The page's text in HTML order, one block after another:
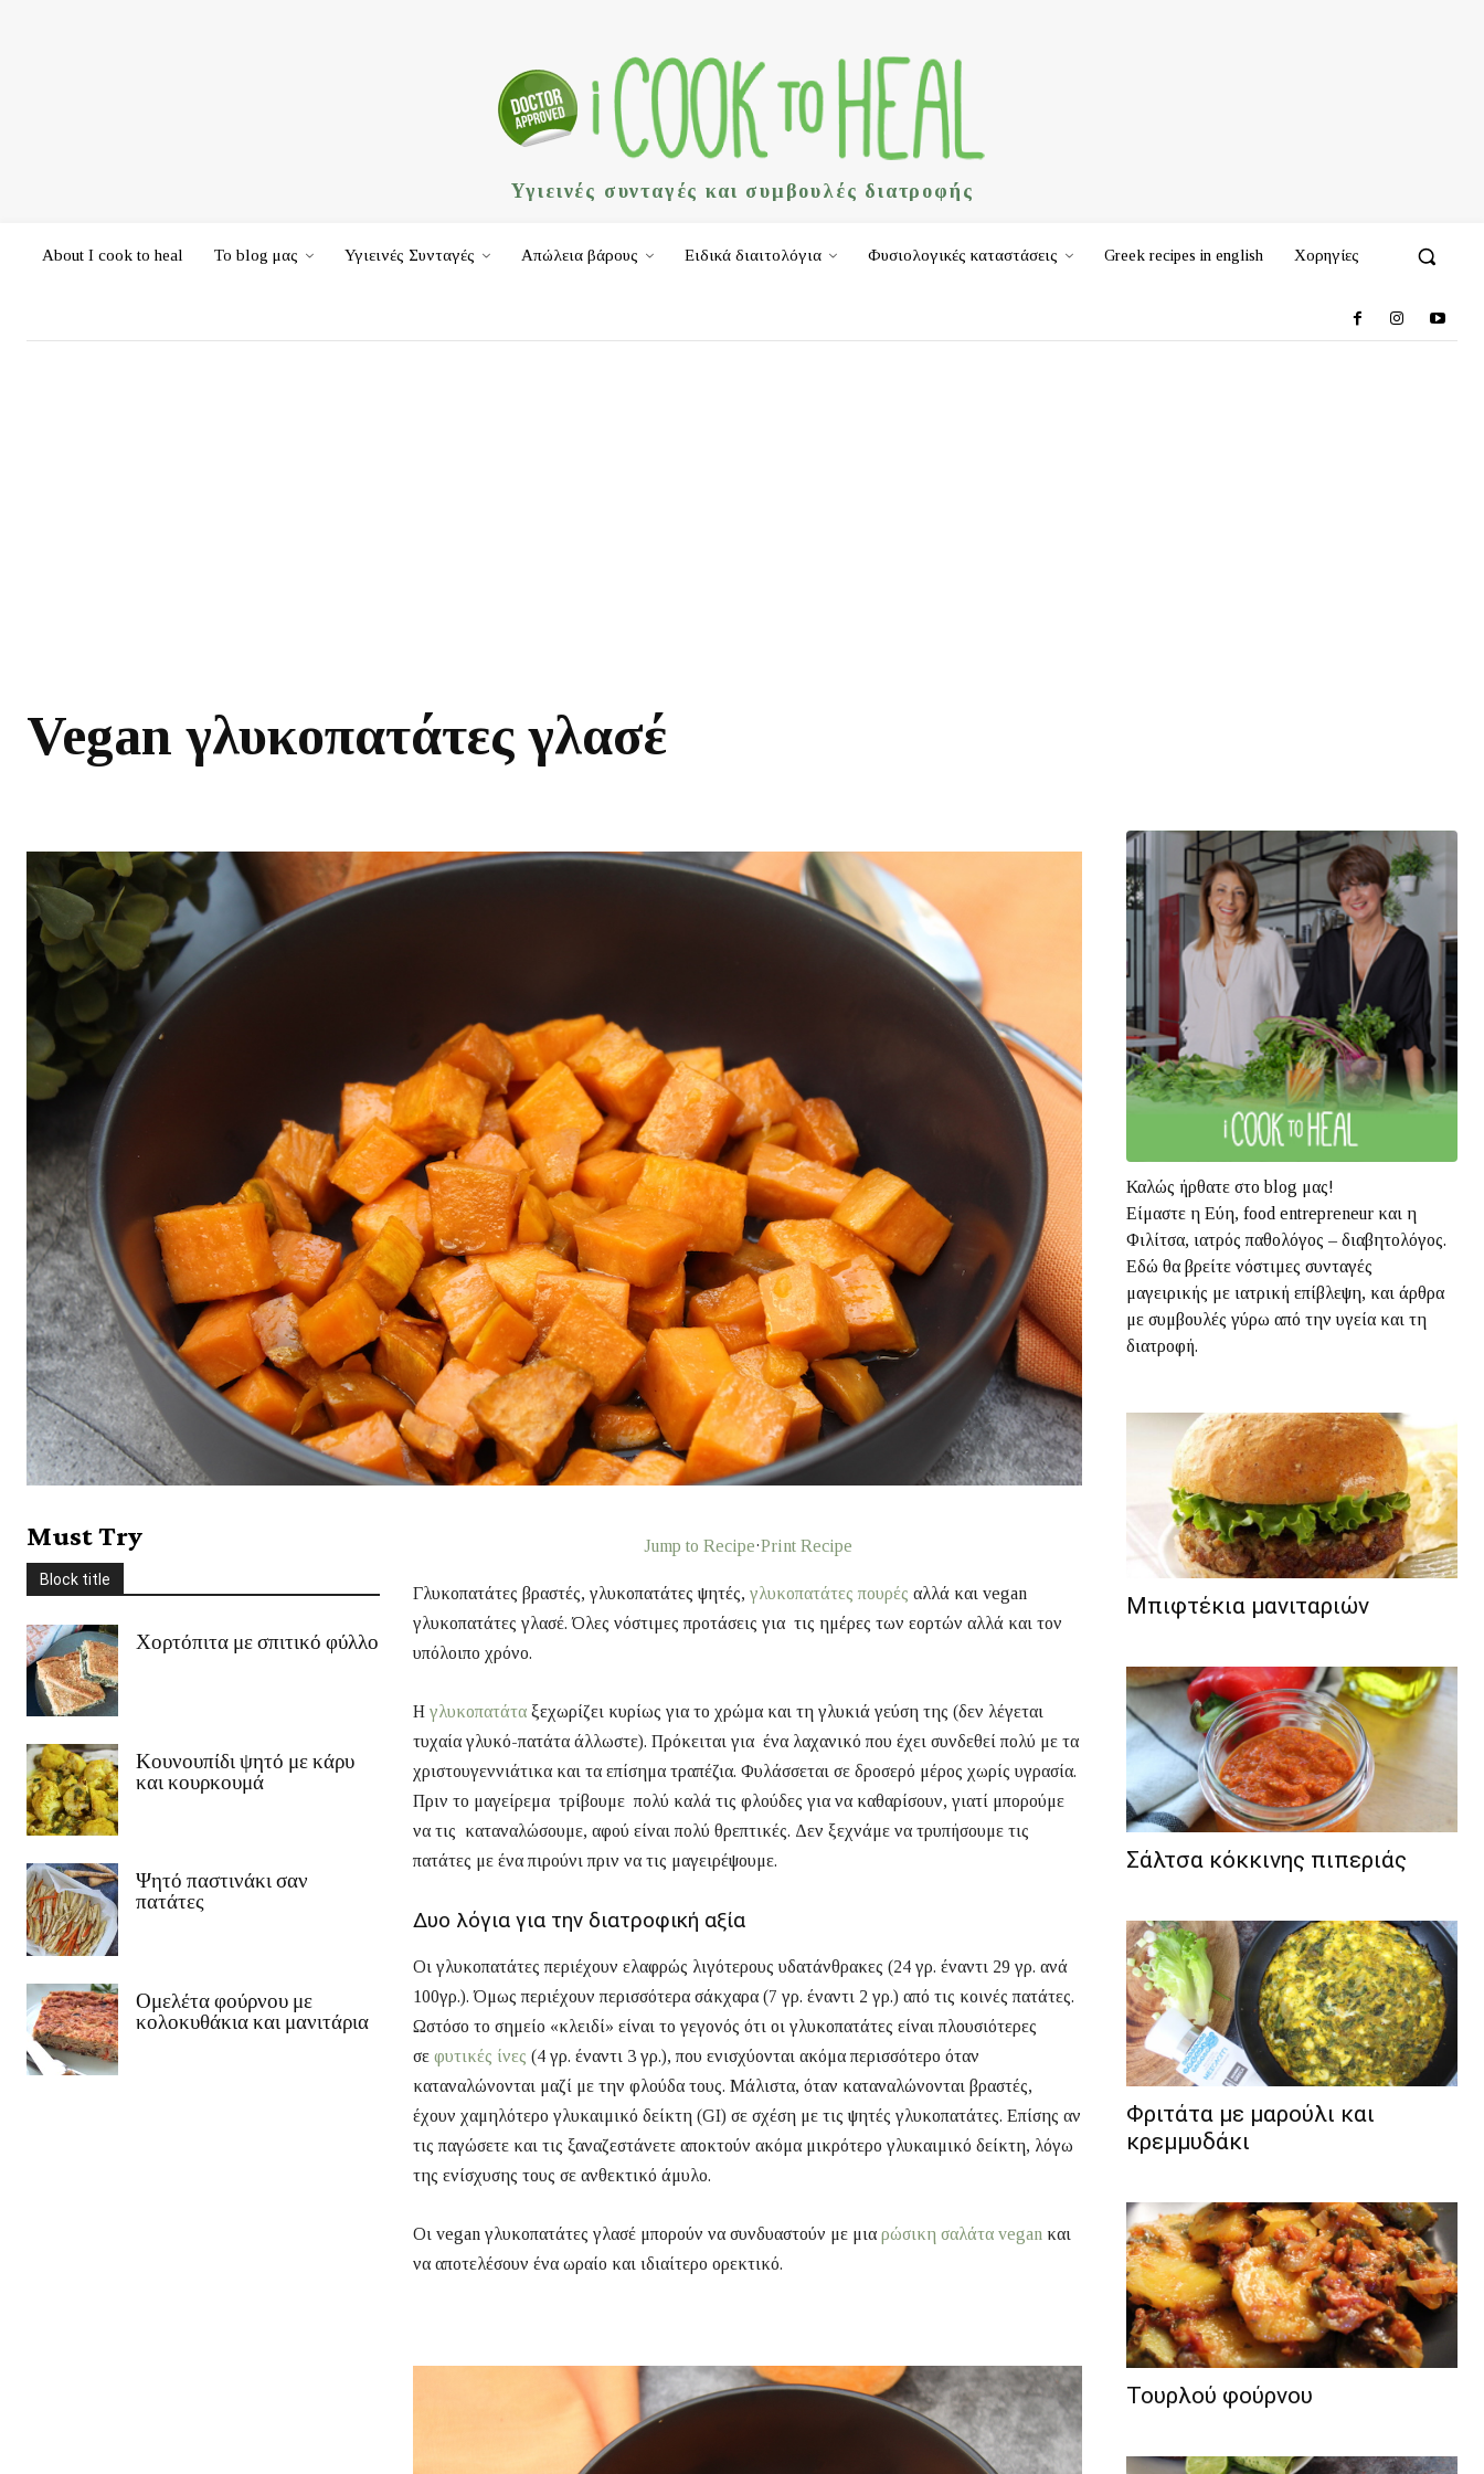
Υγιεινές συνταγές και συμβουλές διατροφής
About I cook to heal Το blog μας Υγιεινές Συνταγές Απώλεια βάρους Ειδικά διαιτολόγια Φυσιολογικές καταστάσεις Greek recipes in english Χορηγίες
Vegan γλυκοπατάτες γλασέ
Must Try
Block title
air fryer Brunch
Cookies
Covid
Diet
Easter
Greek recipes in english
Russian
Smoothies
Tips Vegan
Vegetarian
Αβγά
Αδυνάτισμα
Αθλητική διατροφή
Βιταμίνες
βρωμη
Γαλακτοκομικά
Γλυκά
Γονιμότητα
Δημητριακά
Διαβήτης
Δίαιτα
Διατροφή
Εγκυμοσύνη
Ζυμαρικά
Θηλασμός
Ιατρικά Καλοκαίρι
Κέικ
Κόκκινο κρέας
Κοτόπουλο
Κουζίνα
Λαχανικά
Μπέργκερ
Μπισκότα
Νηστεία
Ξηροί καρποί και σπόροι
Οργάνωση
Ορεκτικά
Όσπρια
Παγωτά
Παιδιά
Παραδοσιακές συνταγές
Πάσχα
Πατάτα
Περιβάλλον Πίτες
Πίτσα
Πρωινό
πρωτείνη
Σαλάτα
Σάλτσα
Σνακ Σοκολάτα
Σούπα
Χορτόπιτα με σπιτικό φύλλο
Κουνουπίδι ψητό με κάρυ
και κουρκουμά
Ψητό παστινάκι σαν
πατάτες
Ομελέτα φούρνου με
κολοκυθάκια και μανιτάρια
Jump to Recipe·Print Recipe
Γλυκοπατάτες βραστές, γλυκοπατάτες ψητές, γλυκοπατάτες πουρές αλλά και vegan
γλυκοπατάτες γλασέ. Όλες νόστιμες προτάσεις για τις ημέρες των εορτών αλλά και τον
υπόλοιπο χρόνο.
Η γλυκοπατάτα ξεχωρίζει κυρίως για το χρώμα και τη γλυκιά γεύση της (δεν λέγεται
τυχαία γλυκό-πατάτα άλλωστε). Πρόκειται για ένα λαχανικό που έχει συνδεθεί πολύ με τα
χριστουγεννιάτικα και τα επίσημα τραπέζια. Φυλάσσεται σε δροσερό μέρος χωρίς υγρασία.
Πριν το μαγείρεμα τρίβουμε πολύ καλά τις φλούδες για να καθαρίσουν, γιατί μπορούμε
να τις καταναλώσουμε, αφού είναι πολύ θρεπτικές. Δεν ξεχνάμε να τρυπήσουμε τις
πατάτες με ένα πιρούνι πριν να τις μαγειρέψουμε.
Δυο λόγια για την διατροφική αξία
Οι γλυκοπατάτες περιέχουν ελαφρώς λιγότερους υδατάνθρακες (24 γρ. έναντι 29 γρ. ανά
100γρ.). Όμως περιέχουν περισσότερα σάκχαρα (7 γρ. έναντι 2 γρ.) από τις κοινές πατάτες.
Ωστόσο το σημείο «κλειδί» είναι το γεγονός ότι οι γλυκοπατάτες είναι πλουσιότερες
σε φυτικές ίνες (4 γρ. έναντι 3 γρ.), που ενισχύονται ακόμα περισσότερο όταν
καταναλώνονται μαζί με την φλούδα τους. Μάλιστα, όταν καταναλώνονται βραστές,
έχουν χαμηλότερο γλυκαιμικό δείκτη (GI) σε σχέση με τις ψητές γλυκοπατάτες. Επίσης αν
τις παγώσετε και τις ξαναζεστάνετε αποκτούν ακόμα μικρότερο γλυκαιμικό δείκτη, λόγω
της ενίσχυσης τους σε ανθεκτικό άμυλο.
Οι vegan γλυκοπατάτες γλασέ μπορούν να συνδυαστούν με μια ρώσικη σαλάτα vegan και
να αποτελέσουν ένα ωραίο και ιδιαίτερο ορεκτικό.
Καλώς ήρθατε στο blog μας!
Είμαστε η Εύη, food entrepreneur και η
Φιλίτσα, ιατρός παθολόγος – διαβητολόγος.
Εδώ θα βρείτε νόστιμες συνταγές
μαγειρικής με ιατρική επίβλεψη, και άρθρα
με συμβουλές γύρω από την υγεία και τη
διατροφή.
Μπιφτέκια μανιταριών
Σάλτσα κόκκινης πιπεριάς
Φριτάτα με μαρούλι και
κρεμμυδάκι
Τουρλού φούρνου